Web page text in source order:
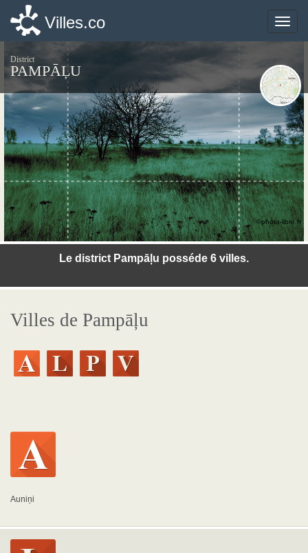
Toggle
Villes.co
District
PAMPĀĻU
Le district Pampāļu posséde 6 villes.
©photo-libre.fr
Villes de Pampāļu
Auniņi
Toggle
Villes.co